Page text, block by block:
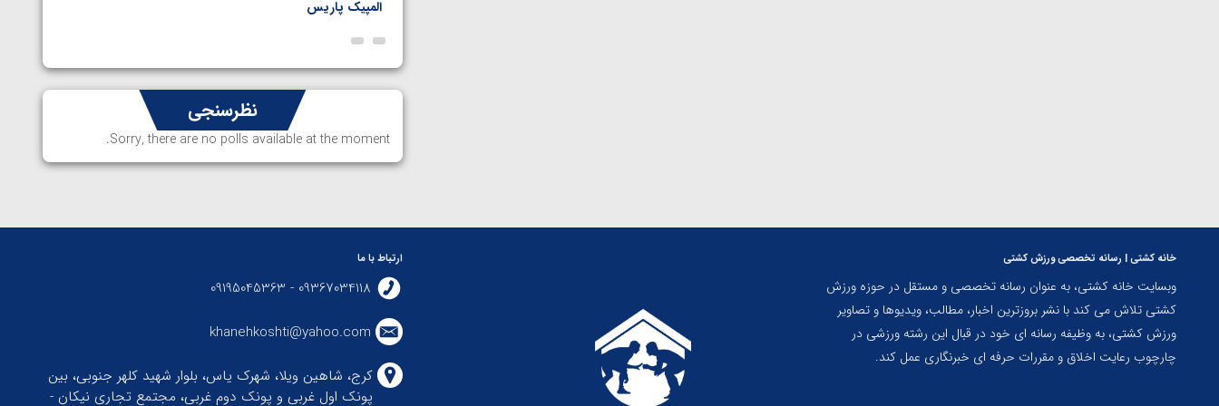
المپیک پاریس
نظرسنجی
Sorry, there are no polls available at the moment.
خانه کشتی | رسانه تخصصی ورزش کشتی
وبسایت خانه کشتی، به عنوان رسانه تخصصی و مستقل در حوزه ورزش
کشتی تلاش می کند با نشر بروزترین اخبار، مطالب، ویدیوها و تصاویر
ورزش کشتی، به وظیفه رسانه ای خود در قبال این رشته ورزشی در
چارچوب رعایت اخلاق و مقررات حرفه ای خبرنگاری عمل کند.
ارتباط با ما
09367034118 - 09195045363
khanehkoshti@yahoo.com
کرج، شاهین ویلا، شهرک یاس، بلوار شهید کلهر جنوبی، بین
پونک اول غربی و پونک دوم غربی، مجتمع تجاری نیکان -